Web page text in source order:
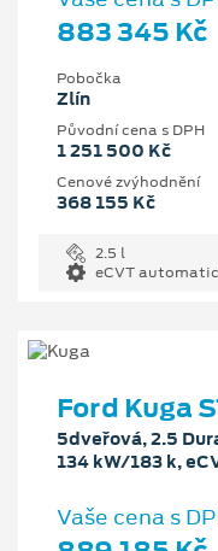
883 345 Kč
Pobočka
Zlín
Původní cena s DPH
1 251 500 Kč
Cenové zvýhodnění
368 155 Kč
2.5 l
eCVT
Ford Kuga
5dveřová, 2.5
134 kW/183 k,
Vaše cena s